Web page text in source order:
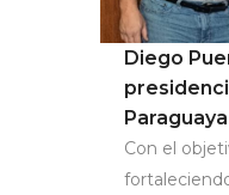
Diego
Con el